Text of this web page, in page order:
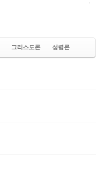
그리스도론 성령론